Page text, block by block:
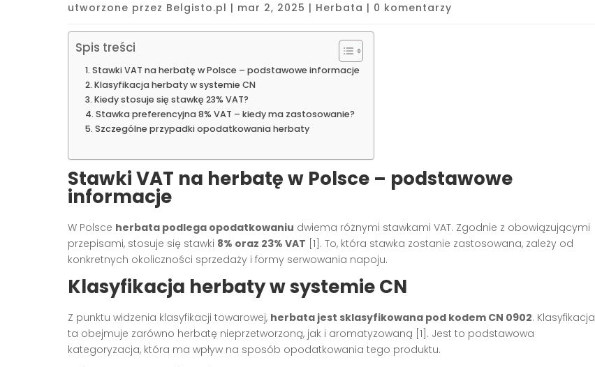
utworzone przez Belgisto.pl | mar 2, 2025 | Herbata | 0 komentarzy
Spis treści
Stawki VAT na herbatę w Polsce – podstawowe informacje
Klasyfikacja herbaty w systemie CN
Kiedy stosuje się stawkę 23% VAT?
Stawka preferencyjna 8% VAT – kiedy ma zastosowanie?
Szczególne przypadki opodatkowania herbaty
Stawki VAT na herbatę w Polsce – podstawowe
informacje
W Polsce herbata podlega opodatkowaniu dwiema różnymi stawkami VAT. Zgodnie z obowiązującymi
przepisami, stosuje się stawki 8% oraz 23% VAT [1]. To, która stawka zostanie zastosowana, zależy od
konkretnych okoliczności sprzedaży i formy serwowania napoju.
Klasyfikacja herbaty w systemie CN
Z punktu widzenia klasyfikacji towarowej, herbata jest sklasyfikowana pod kodem CN 0902. Klasyfikacja
ta obejmuje zarówno herbatę nieprzetworzoną, jak i aromatyzowaną [1]. Jest to podstawowa
kategoryzacja, która ma wpływ na sposób opodatkowania tego produktu.